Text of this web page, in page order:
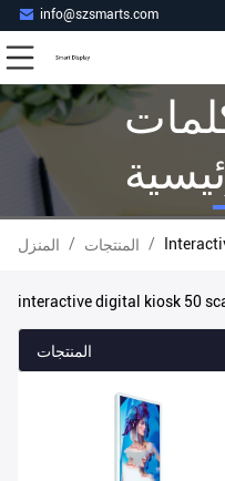
info@szsmarts.com
[
50
تطابق 4
المنزل / المنتجات /
interactive digital kiosk 50
المنتجات